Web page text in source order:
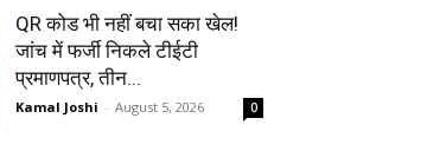
QR कोड भी नहीं बचा सका खेल!
जांच में फर्जी निकले टीईटी
प्रमाणपत्र, तीन...
Kamal Joshi - August 5, 2026 0